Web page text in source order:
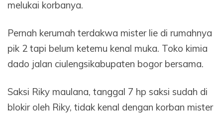
melukai korbanya.
Pernah kerumah terdakwa mister lie di rumahnya
pik 2 tapi belum ketemu kenal muka. Toko kimia
dado jalan ciulengsikabupaten bogor bersama.
Saksi Riky maulana, tanggal 7 hp saksi sudah di
blokir oleh Riky, tidak kenal dengan korban mister